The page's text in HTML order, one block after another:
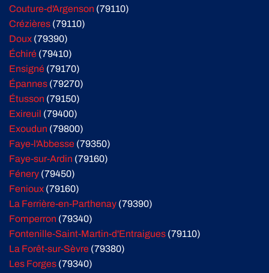
Couture-d'Argenson (79110)
Crézières (79110)
Doux (79390)
Échiré (79410)
Ensigné (79170)
Épannes (79270)
Étusson (79150)
Exireuil (79400)
Exoudun (79800)
Faye-l'Abbesse (79350)
Faye-sur-Ardin (79160)
Fénery (79450)
Fenioux (79160)
La Ferrière-en-Parthenay (79390)
Fomperron (79340)
Fontenille-Saint-Martin-d'Entraigues (79110)
La Forêt-sur-Sèvre (79380)
Les Forges (79340)